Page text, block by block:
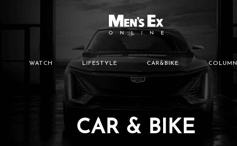
WATCH LIFESTYLE CAR&BIKE COLUMN
CAR & BIKE